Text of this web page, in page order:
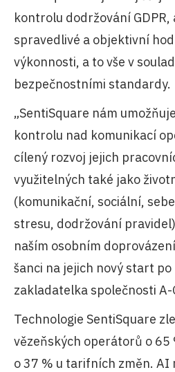
kontrolu dodržování
spravedlivé a objektivní
výkonnosti, a to vše v
bezpečnostními standardy.
„SentiSquare nám
kontrolu nad komunikací
cílený rozvoj jejich
využitelných také jako
(komunikační, sociální,
stresu, dodržování
naším osobním
šanci na jejich nový start
zakladatelka společnosti A-
Technologie SentiSquare
vězeňských operátorů o 65
o 37 % u tarifních změn. AI